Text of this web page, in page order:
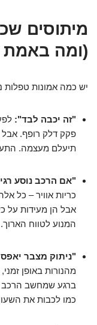
מיתוסים
(ומה באמת
יש כמה אמונות טפלות
"זה יכבה לבד":
פקק דלק רופף. אבל
תיעלם מעצמה.
"אם הרכב נוסע
כריות אוויר – כל
אבל הן מעידות על
המנוע לטווח הארוך.
"ניתוק מצבר
מהנורות באופן
ברגע שמחשב הרכב
כמו לכבות את